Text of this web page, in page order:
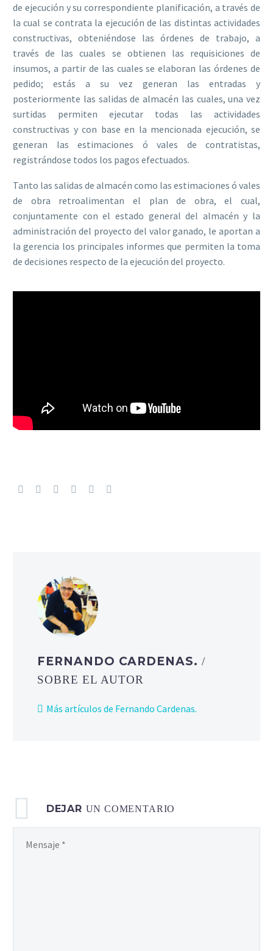
de ejecución y su correspondiente planificación, a través de
la cual se contrata la ejecución de las distintas actividades
constructivas, obteniéndose las órdenes de trabajo, a
través de las cuales se obtienen las requisiciones de
insumos, a partir de las cuales se elaboran las órdenes de
pedido; estás a su vez generan las entradas y
posteriormente las salidas de almacén las cuales, una vez
surtidas permiten ejecutar todas las actividades
constructivas y con base en la mencionada ejecución, se
generan las estimaciones ó vales de contratistas,
registrándose todos los pagos efectuados.
Tanto las salidas de almacén como las estimaciones ó vales
de obra retroalimentan el plan de obra, el cual,
conjuntamente con el estado general del almacén y la
administración del proyecto del valor ganado, le aportan a
la gerencia los principales informes que permiten la toma
de decisiones respecto de la ejecución del proyecto.
FERNANDO CARDENAS./
SOBRE EL AUTOR
Más artículos de Fernando Cardenas.
DEJAR UN COMENTARIO